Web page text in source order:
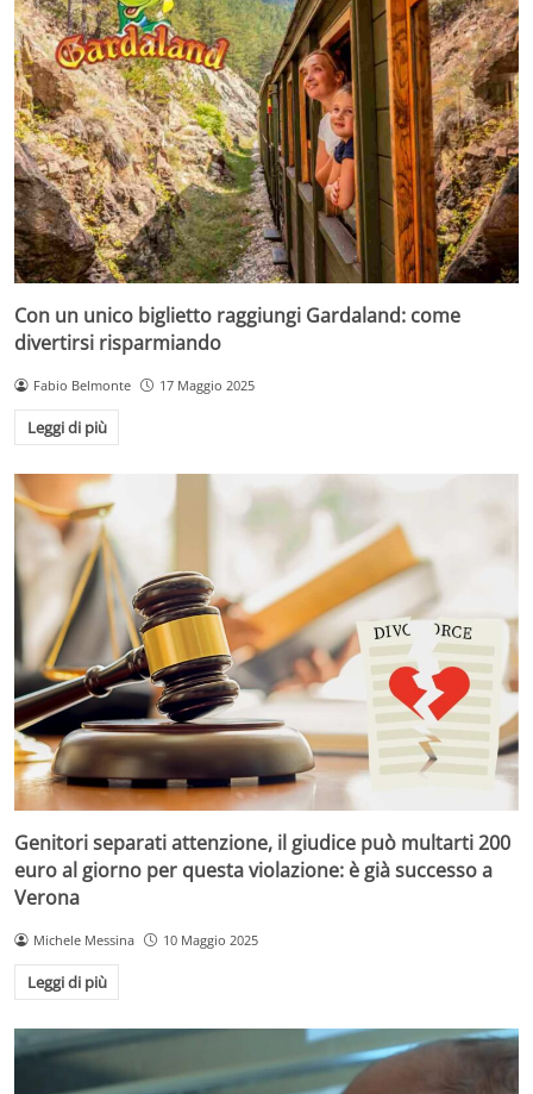
Con un unico biglietto raggiungi Gardaland: come
divertirsi risparmiando
Fabio Belmonte 17 Maggio 2025
Leggi di più
Genitori separati attenzione, il giudice può multarti 200
euro al giorno per questa violazione: è già successo a
Verona
Michele Messina 10 Maggio 2025
Leggi di più